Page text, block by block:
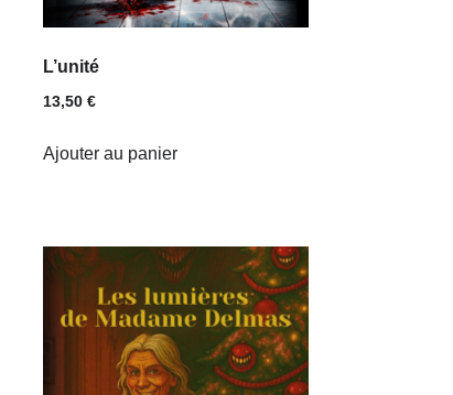
L’unité
13,50€
Ajouter au panier